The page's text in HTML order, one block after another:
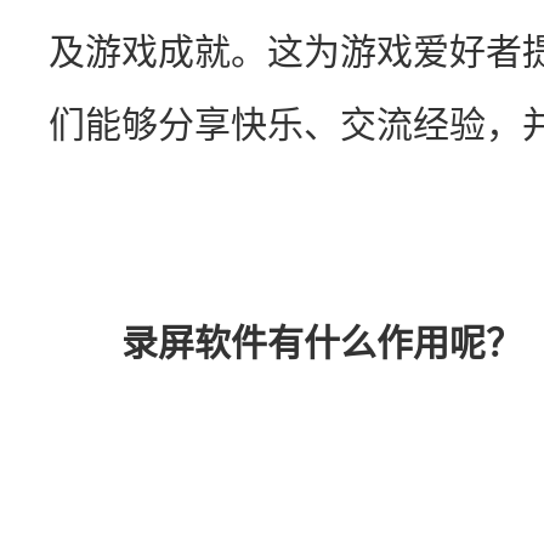
及游戏成就。这为游戏爱好者
们能够分享快乐、交流经验，
录屏软件有什么作用呢？